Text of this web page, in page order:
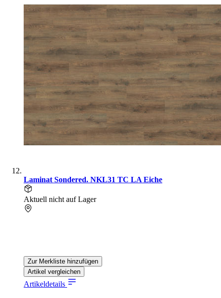
Laminat Sondered. NKL31 TC LA Eiche
Aktuell nicht auf Lager
Zur Merkliste hinzufügen
Artikel vergleichen
Artikeldetails